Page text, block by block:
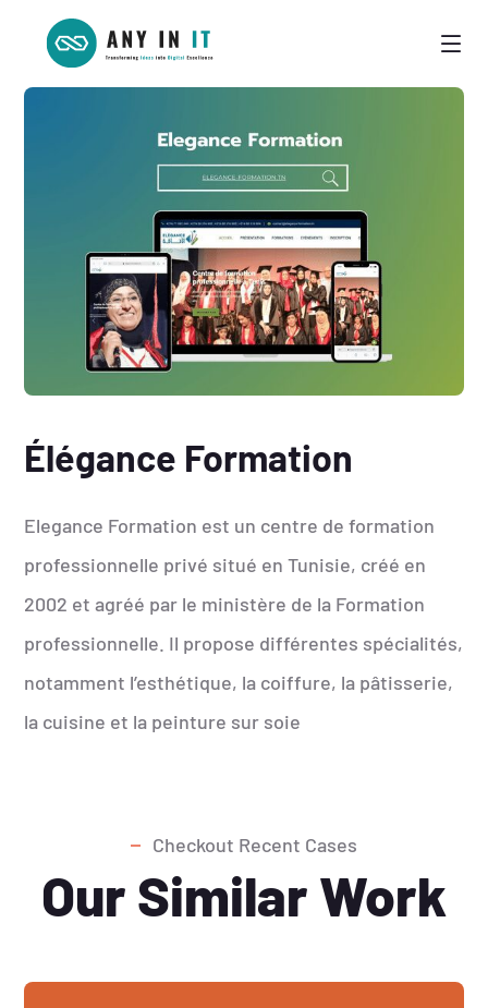
Élégance Formation
Elegance Formation est un centre de formation
professionnelle privé situé en Tunisie, créé en
2002 et agréé par le ministère de la Formation
professionnelle. Il propose différentes spécialités,
notamment l’esthétique, la coiffure, la pâtisserie,
la cuisine et la peinture sur soie
Checkout Recent Cases
Our Similar Work